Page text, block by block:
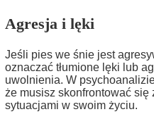
Agresja i lęki
Jeśli pies we śnie jest
oznaczać tłumione lęki lub
uwolnienia. W
że musisz skonfrontować
sytuacjami w swoim życiu.